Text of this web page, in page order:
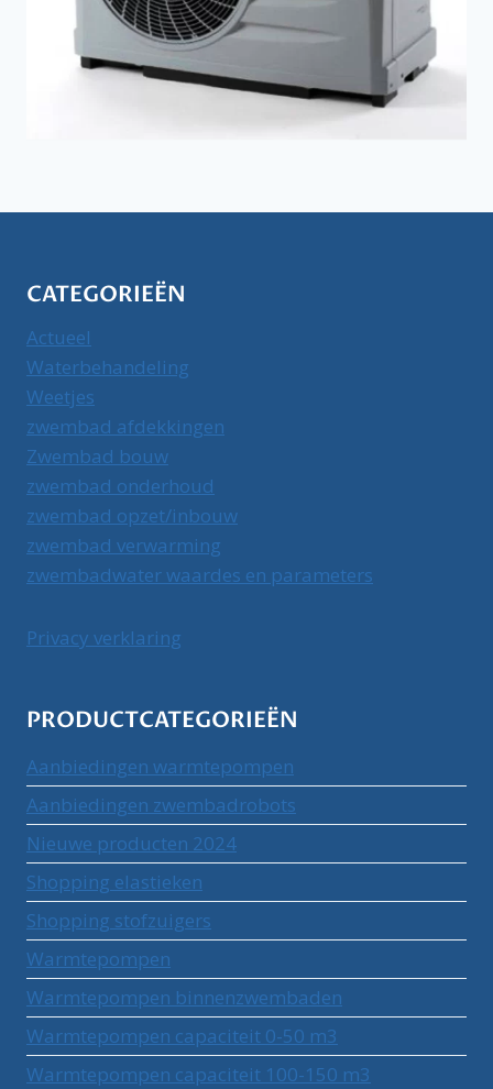
CATEGORIEËN
Actueel
Waterbehandeling
Weetjes
zwembad afdekkingen
Zwembad bouw
zwembad onderhoud
zwembad opzet/inbouw
zwembad verwarming
zwembadwater waardes en parameters
Privacy verklaring
PRODUCTCATEGORIEËN
Aanbiedingen warmtepompen
Aanbiedingen zwembadrobots
Nieuwe producten 2024
Shopping elastieken
Shopping stofzuigers
Warmtepompen
Warmtepompen binnenzwembaden
Warmtepompen capaciteit 0-50 m3
Warmtepompen capaciteit 100-150 m3